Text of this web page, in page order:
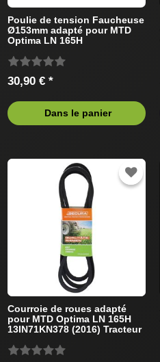
Poulie de tension Faucheuse
Ø153mm adapté pour MTD
Optima LN 165H
de pelouse
30,90 € *
Dans le panier
Courroie de roues adapté
pour MTD Optima LN 165H
13IN71KN378 (2016) Tracteur